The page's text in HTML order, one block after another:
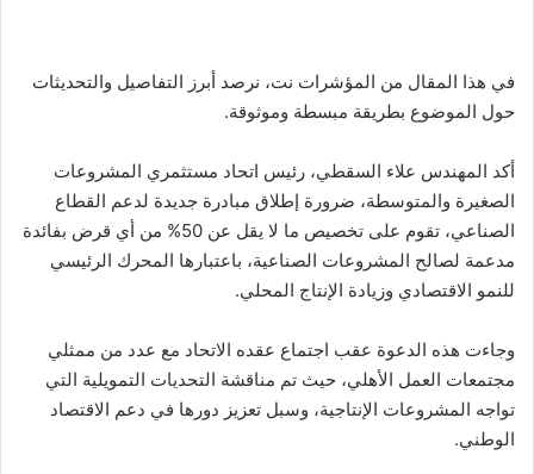
في هذا المقال من المؤشرات نت، نرصد أبرز التفاصيل والتحديثات
حول الموضوع بطريقة مبسطة وموثوقة.
أكد المهندس علاء السقطي، رئيس اتحاد مستثمري المشروعات
الصغيرة والمتوسطة، ضرورة إطلاق مبادرة جديدة لدعم القطاع
الصناعي، تقوم على تخصيص ما لا يقل عن 50% من أي قرض بفائدة
مدعمة لصالح المشروعات الصناعية، باعتبارها المحرك الرئيسي
للنمو الاقتصادي وزيادة الإنتاج المحلي.
وجاءت هذه الدعوة عقب اجتماع عقده الاتحاد مع عدد من ممثلي
مجتمعات العمل الأهلي، حيث تم مناقشة التحديات التمويلية التي
تواجه المشروعات الإنتاجية، وسبل تعزيز دورها في دعم الاقتصاد
الوطني.